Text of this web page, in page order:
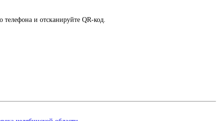
и отсканируйте QR-код.